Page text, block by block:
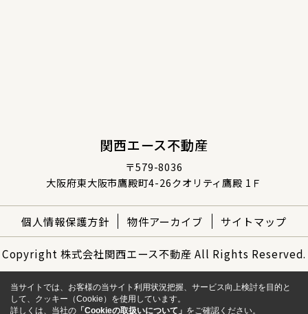
関西エース不動産
〒579-8036
大阪府東大阪市鷹殿町4-26クオリティ鷹殿 1Ｆ
個人情報保護方針 物件アーカイブ サイトマップ
Copyright 株式会社関西エース不動産 All Rights Reserved.
当サイトでは、お客様の当サイト利用状況把握、サービス向上検討を目的と
して、クッキー（Cookie）を使用しています。
詳しくは、当社の 「Cookieの取扱いについて」 をご確認ください。